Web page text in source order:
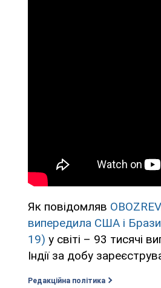
Як повідомляв
випередила США і
19) у світі – 93 тисячі
Індії за добу
Редакційна політика